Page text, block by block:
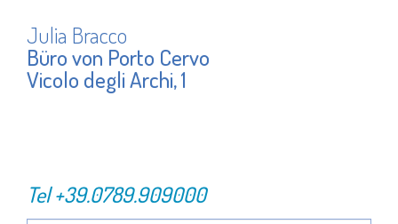
Julia Bracco
Büro von Porto Cervo
Vicolo degli Archi, 1
Tel+39.0789.909000